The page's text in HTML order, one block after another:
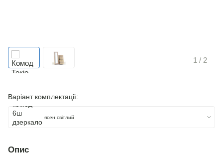
1 / 2
Варіант комплектації:
ясен світлий
Опис